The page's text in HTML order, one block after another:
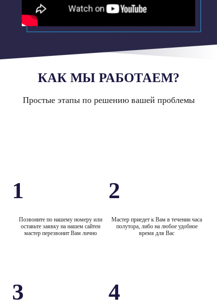
КАК МЫ РАБОТАЕМ?
Простые этапы по решению вашей проблемы
1
Позвоните по нашему номеру или
оставьте заявку на нашем сайтеи
мастер перезвонит Вам лично
2
Мастер приедет к Вам в течении часа
полутора, либо на любое удобное
время для Вас
3 4